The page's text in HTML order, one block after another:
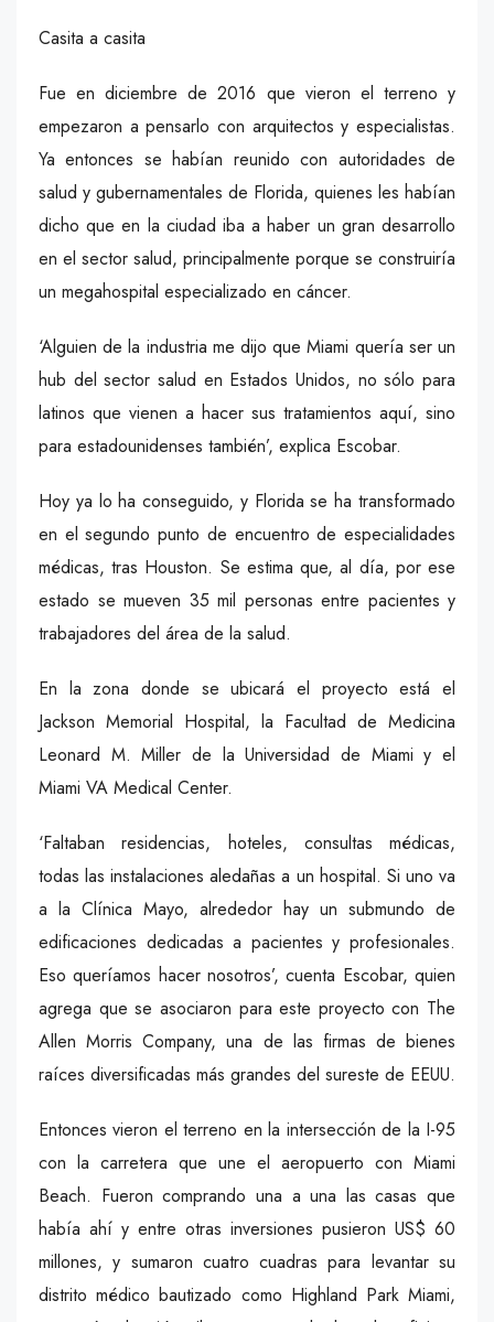
Casita a casita
Fue en diciembre de 2016 que vieron el terreno y
empezaron a pensarlo con arquitectos y especialistas.
Ya entonces se habían reunido con autoridades de
salud y gubernamentales de Florida, quienes les habían
dicho que en la ciudad iba a haber un gran desarrollo
en el sector salud, principalmente porque se construiría
un megahospital especializado en cáncer.
‘Alguien de la industria me dijo que Miami quería ser un
hub del sector salud en Estados Unidos, no sólo para
latinos que vienen a hacer sus tratamientos aquí, sino
para estadounidenses también’, explica Escobar.
Hoy ya lo ha conseguido, y Florida se ha transformado
en el segundo punto de encuentro de especialidades
médicas, tras Houston. Se estima que, al día, por ese
estado se mueven 35 mil personas entre pacientes y
trabajadores del área de la salud.
En la zona donde se ubicará el proyecto está el
Jackson Memorial Hospital, la Facultad de Medicina
Leonard M. Miller de la Universidad de Miami y el
Miami VA Medical Center.
‘Faltaban residencias, hoteles, consultas médicas,
todas las instalaciones aledañas a un hospital. Si uno va
a la Clínica Mayo, alrededor hay un submundo de
edificaciones dedicadas a pacientes y profesionales.
Eso queríamos hacer nosotros’, cuenta Escobar, quien
agrega que se asociaron para este proyecto con The
Allen Morris Company, una de las firmas de bienes
raíces diversificadas más grandes del sureste de EEUU.
Entonces vieron el terreno en la intersección de la I-95
con la carretera que une el aeropuerto con Miami
Beach. Fueron comprando una a una las casas que
había ahí y entre otras inversiones pusieron US$ 60
millones, y sumaron cuatro cuadras para levantar su
distrito médico bautizado como Highland Park Miami,